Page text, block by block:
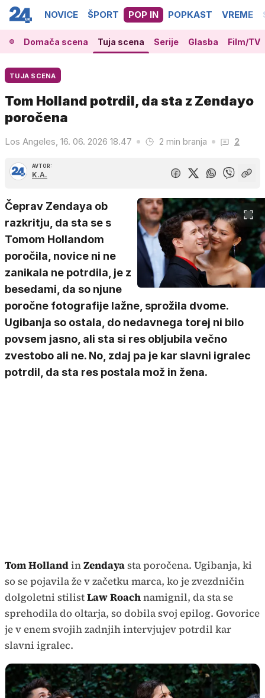
NOVICE ŠPORT POP IN POPKAST VREME
Domača scena Tuja scena Serije Glasba Film/TV
TUJA SCENA
Tom Holland potrdil, da sta z Zendayo
poročena
Los Angeles, 16. 06. 2026 18.47 2 min branja 2
AVTOR:
K.A.
Čeprav Zendaya ob
razkritju, da sta se s
Tomom Hollandom
poročila, novice ni ne
zanikala ne potrdila, je z
besedami, da so njune
poročne fotografije lažne, sprožila dvome.
Ugibanja so ostala, do nedavnega torej ni bilo
povsem jasno, ali sta si res obljubila večno
zvestobo ali ne. No, zdaj pa je kar slavni igralec
potrdil, da sta res postala mož in žena.
Tom HollandinZendayasta poročena. Ugibanja, ki
so se pojavila že v začetku marca, ko je zvezdničin
dolgoletni stilistLaw Roachnamignil, da sta se
sprehodila do oltarja, so dobila svoj epilog. Govorice
je v enem svojih zadnjih intervjujev potrdil kar
slavni igralec.